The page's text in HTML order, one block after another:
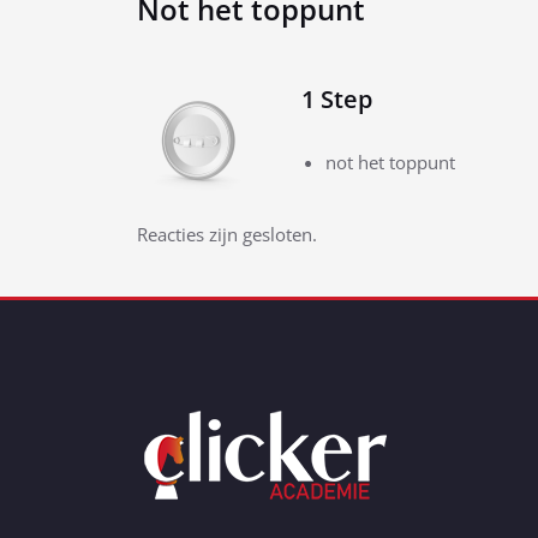
Not het toppunt
1 Step
not het toppunt
Bericht
navigatie
Reacties zijn gesloten.